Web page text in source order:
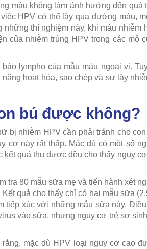
máu không làm ảnh hưởng đến quá
HPV có thể lây qua đường máu,
thí nghiệm này, khi máu nhiễm
của nhiễm trùng HPV trong các mô
lympho của mẫu máu ngoại vi.
hoạt hóa, sao chép và sự lây
bú được không?
bị nhiễm HPV cần phải tránh cho
cơ này rất thấp. Mặc dù có một số
quả thu được đều cho thấy nguy
tra 80 mẫu sữa mẹ và tiến hành xét
quả cho thấy chỉ có hai mẫu sữa
tiếp xúc với những mẫu sữa này.
vào sữa, nhưng nguy cơ trẻ sơ
mặc dù HPV loại nguy cơ cao